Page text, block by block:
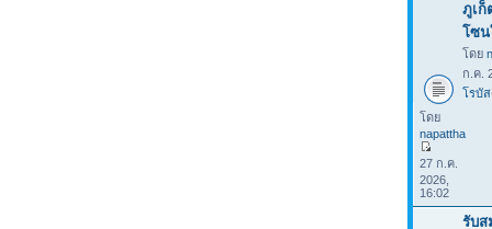
ภูเก็
โซน
โดย
ก.ค.
โรบั
โดย
napattha
27 ก.ค.
2026,
16:02
รับส